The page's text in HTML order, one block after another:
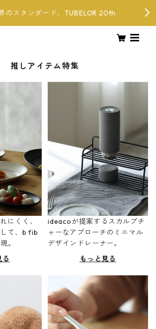
のスタンダード、TUBELOR 20th
推しアイテム特集
にくく、
て、b fib
。
る
ideacoが提案するスカルプチ
ャーなアプローチのミニマル
デザインドレーナー。
もっと見る